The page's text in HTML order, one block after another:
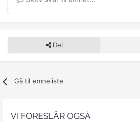
Del
Gå til emneliste
VI FORESLÅR OGSÅ